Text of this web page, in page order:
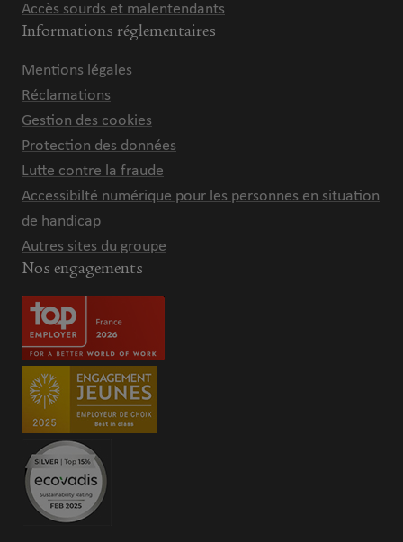
Accès sourds et malentendants
Informations réglementaires
Mentions légales
Réclamations
Gestion des cookies
Protection des données
Lutte contre la fraude
Accessibilté numérique pour les personnes en situation
de handicap
Autres sites du groupe
Nos engagements